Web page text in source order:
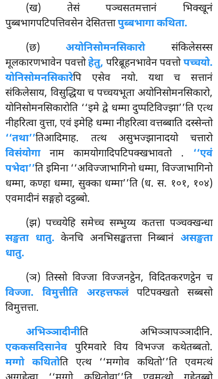
(ख) तेसं पञ्चसतमत्तानं भिक्खूनं
पुब्बभागपटिपत्तिवसेन देसितत्तापुब्बभागा कथिता.
(छ)अयोनिसोमनसिकारोसंकिलेसस्स
मूलकारणभावेन पवत्तोहेतु, परिब्रूहनभावेन पवत्तोपच्चयो.
योनिसोमनसिकारेपि एसेव नयो. यथा च सत्तानं
संकिलेसाय, विसुद्धिया च पच्चयभूता अयोनिसोमनसिकारो,
योनिसोमनसिकारोति ‘‘इमे द्वे धम्मा दुप्पटिविज्झा’’ति एत्थ
नीहरित्वा वुत्ता, एवं इमेहि धम्मा नीहरित्वा वत्तब्बाति दस्सेन्तो
‘‘तथा’’तिआदिमाह. तत्थ असुभज्झानादयो चत्तारो
विसंयोगानाम कामयोगादिपटिपक्खभावतो . ‘‘एवं
पभेदा’’ति इमिना ‘‘अविज्जाभागिनो धम्मा, विज्जाभागिनो
धम्मा, कण्हा धम्मा, सुक्का धम्मा’’ति (ध. स. १०१, १०४)
एवमादीनं सङ्गहो दट्ठब्बो.
(झ) पच्चयेहिसमेच्च सम्भुय्य कतत्ता पञ्चक्खन्धा
सङ्खता धातु. केनचि अनभिसङ्खतत्ता निब्बानं असङ्खता
धातु.
(ञ) तिस्सो विज्जा विज्जनट्ठेन, विदितकरणट्ठेन च
विज्जा. विमुत्तीति अरहत्तफलंपटिपक्खतो सब्बसो
विमुत्तत्ता.
अभिञ्ञादीनीति अभिञ्ञापञ्ञादीनि.
एककसदिसानेव पुरिमवारे विय विभज्ज कथेतब्बतो.
मग्गो कथितोति एत्थ ‘‘मग्गोव कथितो’’ति एवमत्थं